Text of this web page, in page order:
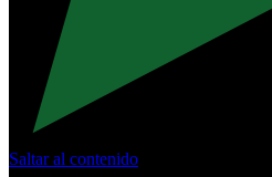
Saltar al contenido